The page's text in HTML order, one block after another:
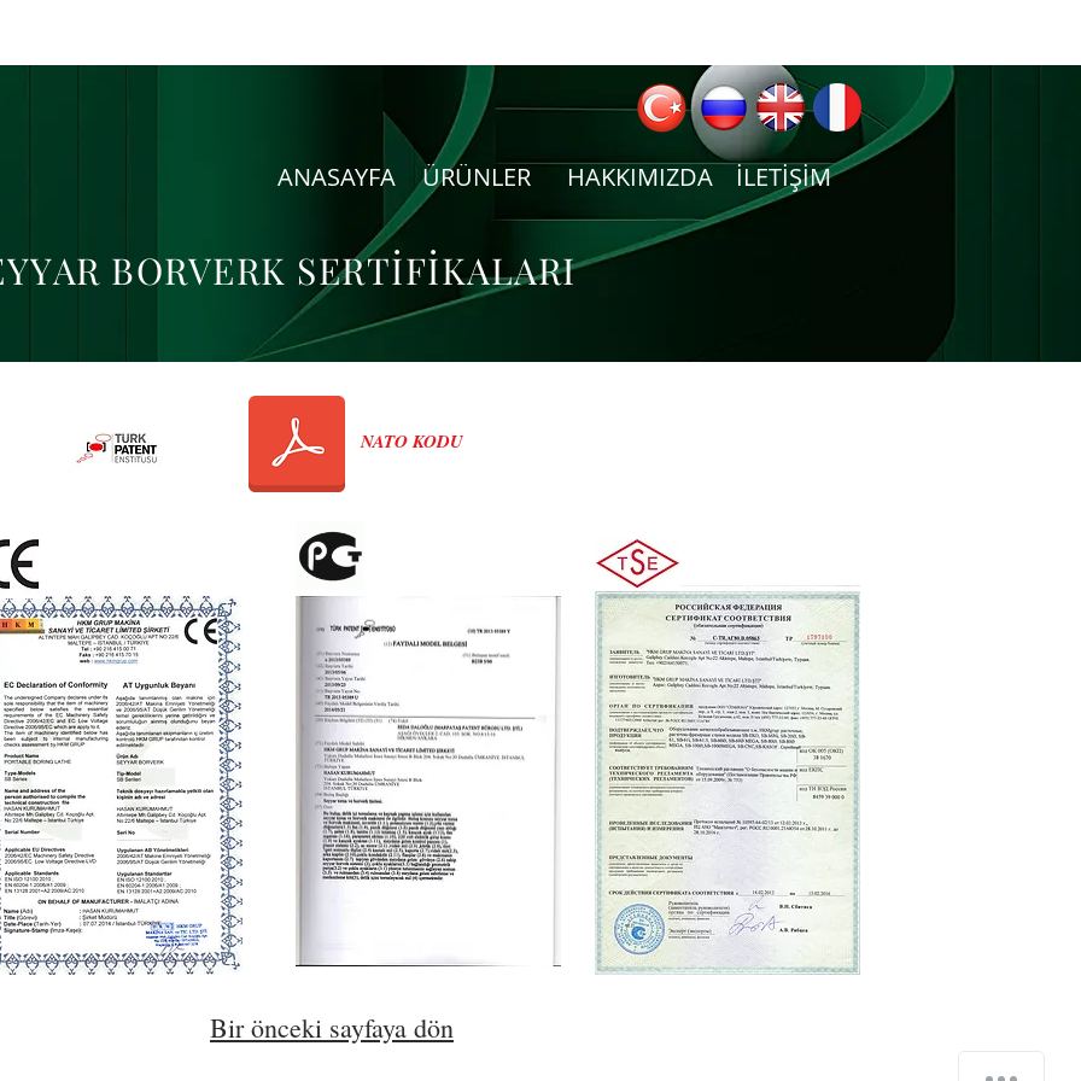
ANASAYFA ÜRÜNLER HAKKIMIZDA İLETİŞİM
BORVERK SERTİFİKALARI
NATO KODU
Bir önceki sayfaya dön